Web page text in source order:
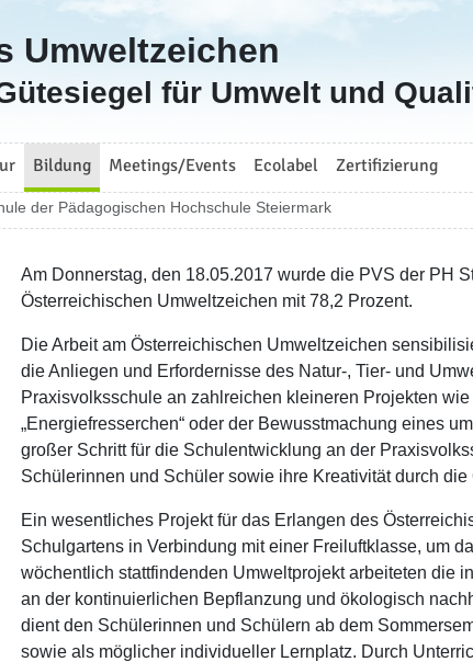
Umweltzeichen
für Umwelt und
Bildung Meetings/Events Ecolabel Zertifizierung
der Pädagogischen Hochschule Steiermark
Am Donnerstag, den 18.05.2017 wurde die PVS der PH
Österreichischen Umweltzeichen mit 78,2 Prozent.
Die Arbeit am Österreichischen Umweltzeichen
die Anliegen und Erfordernisse des Natur-, Tier- und
Praxisvolksschule an zahlreichen kleineren Projekten
„Energiefresserchen“ oder der Bewusstmachung eines
großer Schritt für die Schulentwicklung an der
Schülerinnen und Schüler sowie ihre Kreativität durch
Ein wesentliches Projekt für das Erlangen des
Schulgartens in Verbindung mit einer Freiluftklasse, um
wöchentlich stattfindenden Umweltprojekt arbeiteten die
an der kontinuierlichen Bepflanzung und ökologisch
dient den Schülerinnen und Schülern ab dem
sowie als möglicher individueller Lernplatz. Durch